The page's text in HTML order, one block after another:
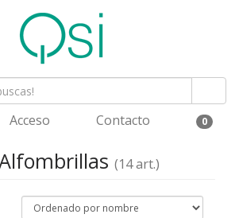
Acceso Contacto 0
(14 art.)